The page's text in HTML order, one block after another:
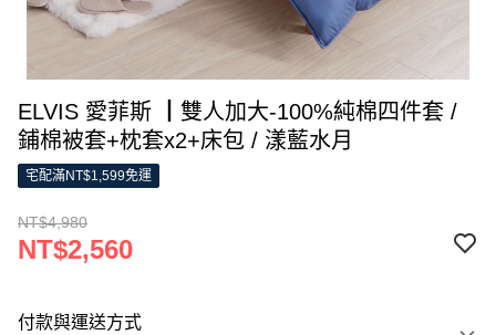
ELVIS 愛菲斯 ┃雙人加大-100%純棉四件套 /
鋪棉被套+枕套x2+床包 / 漾藍水月
宅配滿NT$1,599免運
NT$4,980
NT$2,560
付款與運送方式